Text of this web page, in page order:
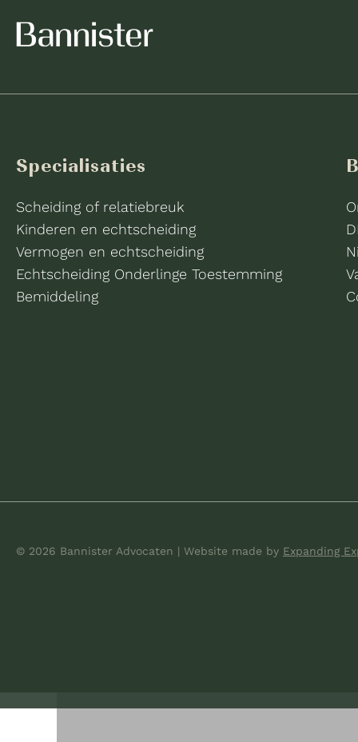
Specialisaties
Scheiding of relatiebreuk
Kinderen en echtscheiding
Vermogen en echtscheiding
Echtscheiding Onderlinge Toestemming
Bemiddeling
© 2026 Bannister Advocaten | Website made by Expanding